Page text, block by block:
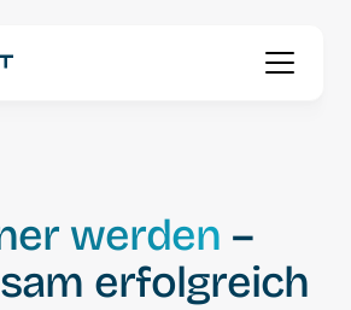
werden –
erfolgreich